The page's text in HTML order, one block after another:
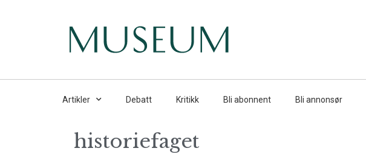
Artikler Debatt Kritikk Bli abonnent Bli annonsør
historiefaget